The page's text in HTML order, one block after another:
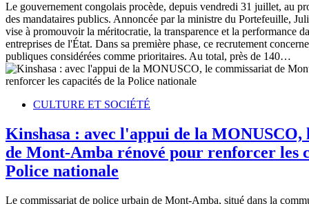
Le gouvernement congolais procède, depuis vendredi 31 juillet, au
des mandataires publics. Annoncée par la ministre du Portefeuille,
vise à promouvoir la méritocratie, la transparence et la performance
entreprises de l'État. Dans sa première phase, ce recrutement
publiques considérées comme prioritaires. Au total, près de 140…
CULTURE ET SOCIÉTÉ
Kinshasa : avec l'appui de la MONUSCO,
de Mont-Amba rénové pour renforcer les
Police nationale
Le commissariat de police urbain de Mont-Amba, situé dans la